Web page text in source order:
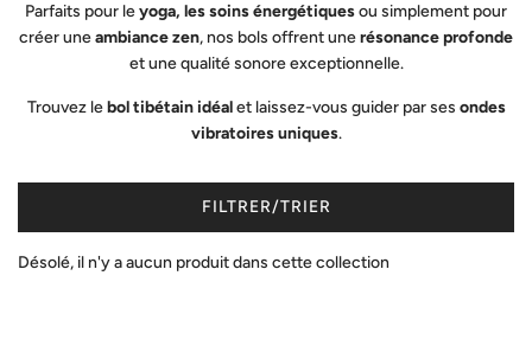
Parfaits pour leyoga, les soins énergétiquesou simplement pour
créer uneambiance zen, nos bols offrent unerésonance profonde
et une qualité sonore exceptionnelle.
Trouvez lebol tibétain idéalet laissez-vous guider par ses ondes
vibratoires uniques.
FILTRER/TRIER
Désolé, il n'y a aucun produit dans cette collection